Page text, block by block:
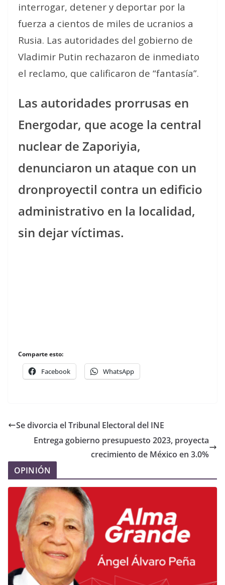
interrogar, detener y deportar por la
fuerza a cientos de miles de ucranios a
Rusia. Las autoridades del gobierno de
Vladimir Putin rechazaron de inmediato
el reclamo, que calificaron de “fantasía”.
Las autoridades prorrusas en
Energodar, que acoge la central
nuclear de Zaporiyia,
denunciaron un ataque con un
dronproyectil contra un edificio
administrativo en la localidad,
sin dejar víctimas.
Comparte esto:
Facebook WhatsApp
Se divorcia el Tribunal Electoral del INE
Entrega gobierno presupuesto 2023, proyecta
crecimiento de México en 3.0%
OPINIÓN